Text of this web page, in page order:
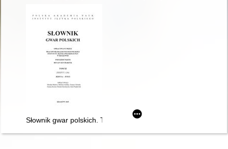
Słownik gwar polskich. T. 11 z. 1 (36),